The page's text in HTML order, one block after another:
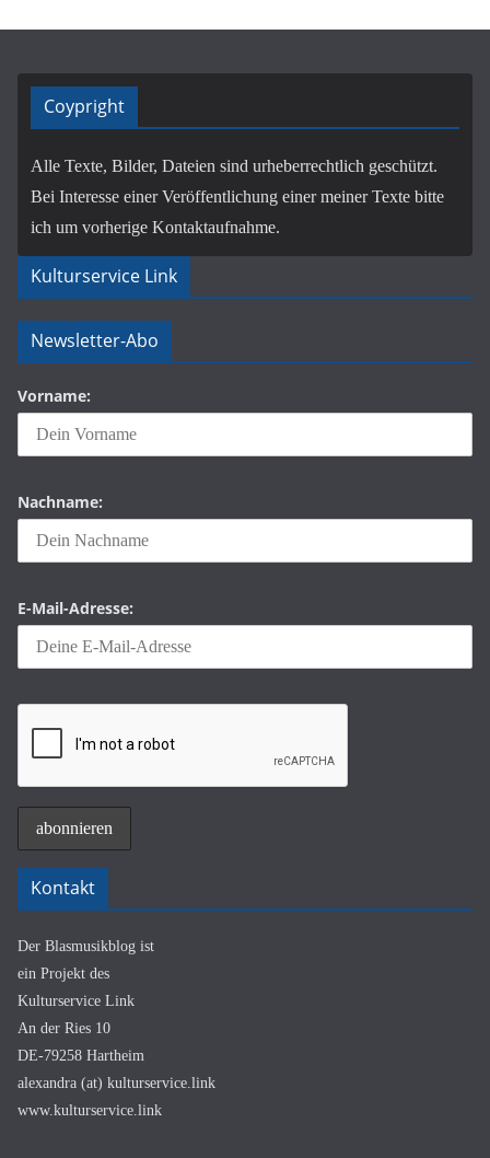
Coypright
Alle Texte, Bilder, Dateien sind urheberrechtlich geschützt.
Bei Interesse einer Veröffentlichung einer meiner Texte bitte
ich um vorherige Kontaktaufnahme.
Kulturservice Link
Newsletter-Abo
Vorname:
Nachname:
E-Mail-Adresse:
Kontakt
Der Blasmusikblog ist
ein Projekt des
Kulturservice Link
An der Ries 10
DE-79258 Hartheim
alexandra (at) kulturservice.link
www.kulturservice.link